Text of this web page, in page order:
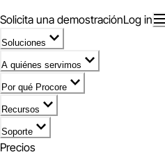
Solicita una demostraciónLog in
Soluciones
A quiénes servimos
Por qué Procore
Recursos
Soporte
Precios